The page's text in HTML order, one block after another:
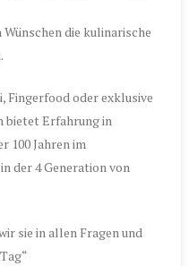
die kulinarische
Fingerfood oder exklusive
bietet Erfahrung in
100 Jahren im
der 4 Generation von
sie in allen Fragen und